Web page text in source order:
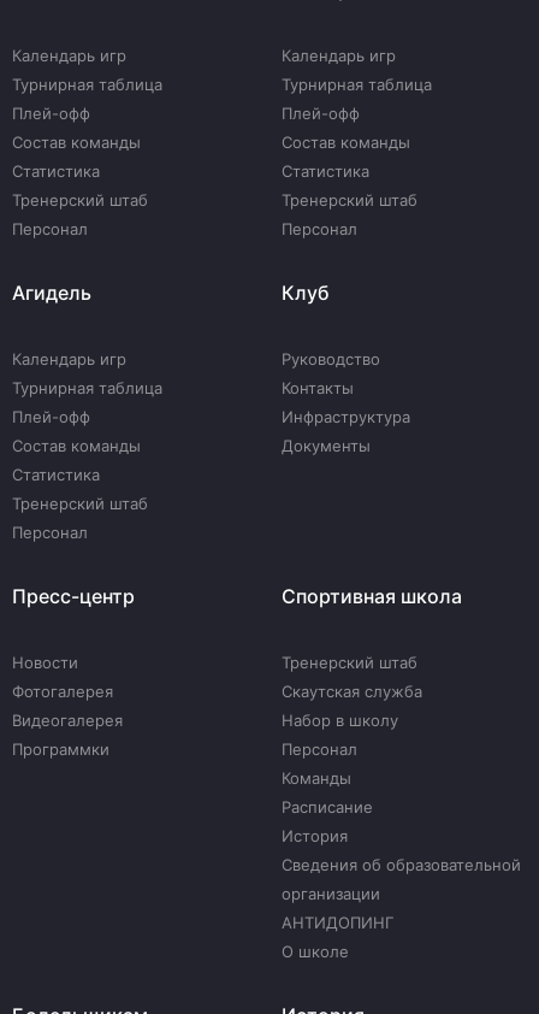
Календарь игр
Турнирная таблица
Плей-офф
Состав команды
Статистика
Тренерский штаб
Персонал
Календарь игр
Турнирная таблица
Плей-офф
Состав команды
Статистика
Тренерский штаб
Персонал
Агидель
Календарь игр
Турнирная таблица
Плей-офф
Состав команды
Статистика
Тренерский штаб
Персонал
Клуб
Руководство
Контакты
Инфраструктура
Документы
Пресс-центр
Новости
Фотогалерея
Видеогалерея
Программки
Спортивная школа
Тренерский штаб
Скаутская служба
Набор в школу
Персонал
Команды
Расписание
История
Сведения об образовательной
организации
АНТИДОПИНГ
О школе